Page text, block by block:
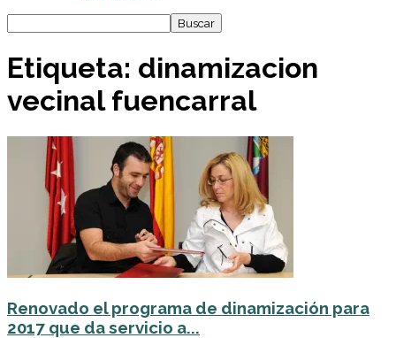
Etiqueta: dinamizacion
vecinal fuencarral
Renovado el programa de dinamización para
2017 que da servicio a...